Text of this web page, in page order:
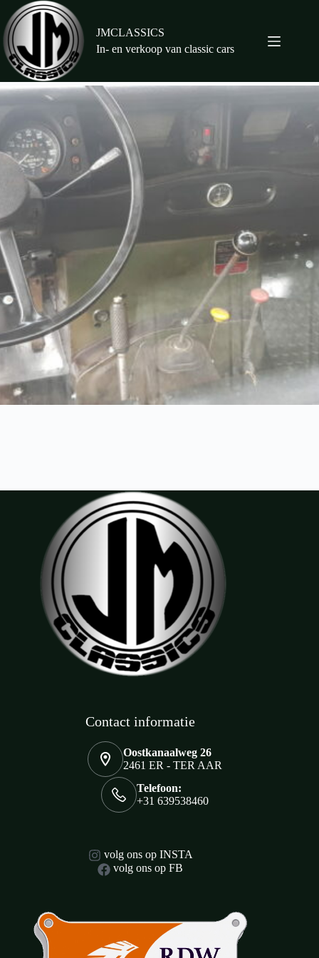
naar
de
inhoud
JMCLASSICS
In- en verkoop van classic cars
Contact informatie
Oostkanaalweg 26
2461 ER - TER AAR
Telefoon:
+31 639538460
volg ons op INSTA
volg ons op FB